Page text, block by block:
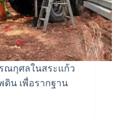
ณกุศลในสระแก้ว
ดิน เพื่อรากฐาน